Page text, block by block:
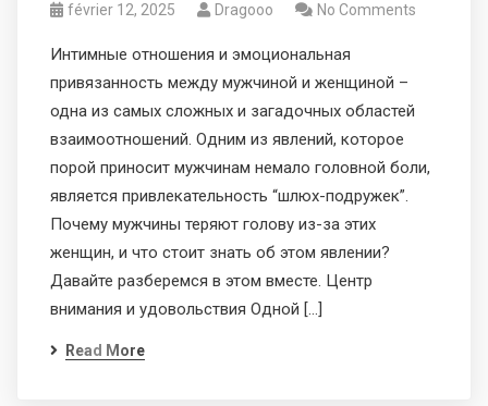
février 12, 2025 Dragooo No Comments
Интимные отношения и эмоциональная
привязанность между мужчиной и женщиной –
одна из самых сложных и загадочных областей
взаимоотношений. Одним из явлений, которое
порой приносит мужчинам немало головной боли,
является привлекательность “шлюх-подружек”.
Почему мужчины теряют голову из-за этих
женщин, и что стоит знать об этом явлении?
Давайте разберемся в этом вместе. Центр
внимания и удовольствия Одной […]
Read More